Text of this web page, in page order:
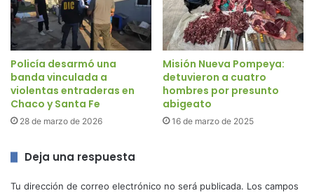
Policía desarmó una
banda vinculada a
violentas entraderas en
Chaco y Santa Fe
28 de marzo de 2026
Misión Nueva Pompeya:
detuvieron a cuatro
hombres por presunto
abigeato
16 de marzo de 2025
Deja una respuesta
Tu dirección de correo electrónico no será publicada. Los campos